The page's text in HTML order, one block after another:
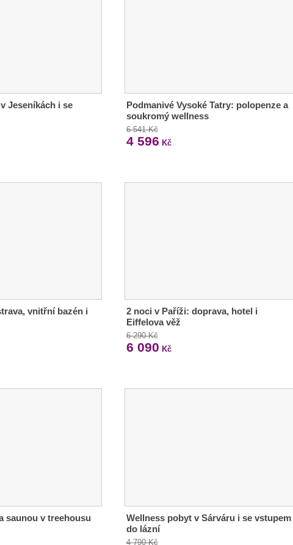
Jeseníkách i se
Podmanivé Vysoké Tatry: polopenze a
soukromý wellness
6 541 Kč
4 596 Kč
vnitřní bazén i
2 noci v Paříži: doprava, hotel i
Eiffelova věž
6 290 Kč
6 090 Kč
saunou v treehousu
Wellness pobyt v Sárváru i se vstupem
do lázní
4 790 Kč